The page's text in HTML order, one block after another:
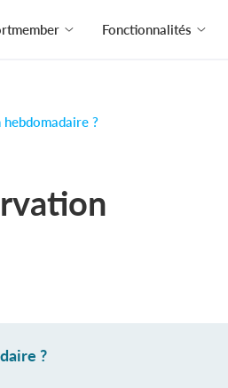
Fonctionnalités
?
?